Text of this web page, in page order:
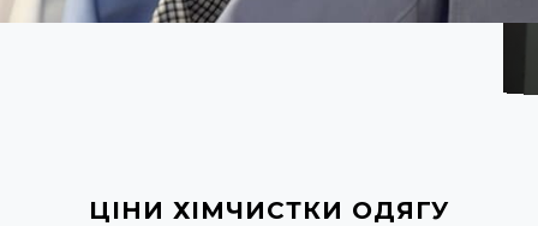
ЦІНИ ХІМЧИСТКИ ОДЯГУ